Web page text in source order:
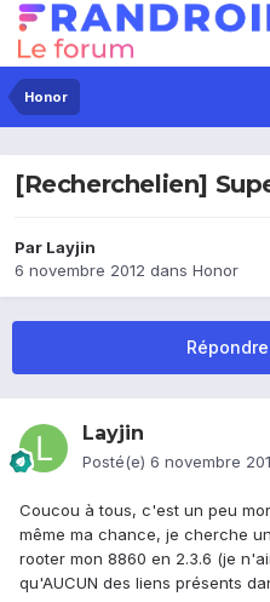
Honor
[Recherchelien]
Par Layjin
6 novembre 2012 dans Honor
Layjin
Posté(e) 6 novembre
Coucou à tous, c'est un peu
même ma chance, je cherche
rooter mon 8860 en 2.3.6 (je
qu'AUCUN des liens présents